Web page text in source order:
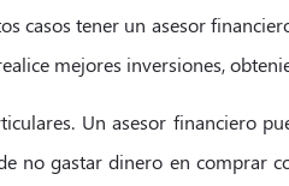
casos tener un asesor
mejores inversiones,
Un asesor financiero
no gastar dinero en comprar